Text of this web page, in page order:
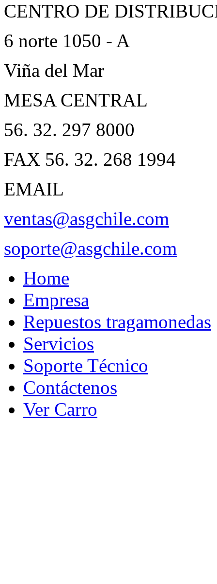
CENTRO DE
6 norte 1050 - A
Viña del Mar
MESA CENTRAL
56. 32. 297 8000
FAX 56. 32. 268 1994
EMAIL
ventas@asgchile.com
soporte@asgchile.com
Home
Empresa
Repuestos tragamonedas
Servicios
Soporte Técnico
Contáctenos
Ver Carro